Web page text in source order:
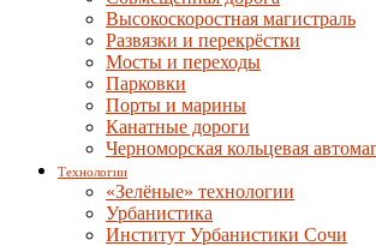
Высокоскоростная магистраль
Развязки и перекрёстки
Мосты и переходы
Парковки
Порты и марины
Канатные дороги
Черноморская кольцевая
Технологии
«Зелёные» технологии
Урбанистика
Институт Урбанистики Сочи